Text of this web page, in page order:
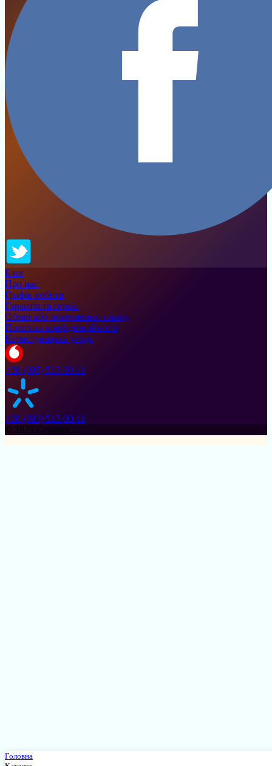
Блог
Про нас
Графік роботи
Гарантія та сервіс
Обмін або повернення товару
Політика конфіденційності
Користувацька угода
+38 (095) 513-00-11
+38 (093) 513-00-11
© 2025 Cylinder
Головна